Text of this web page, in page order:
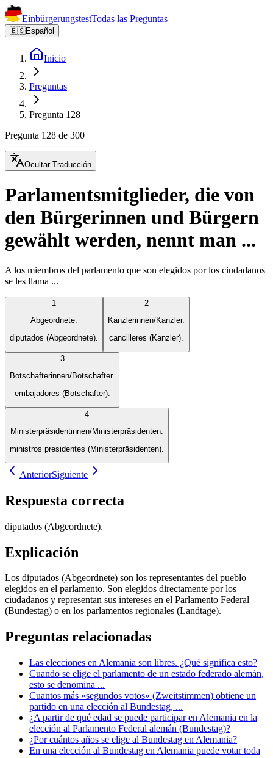
EinbürgerungstestTodas las Preguntas
🇪🇸Español
Inicio
Preguntas
Pregunta 128
Pregunta 128 de 300
Ocultar Traducción
Parlamentsmitglieder, die von
den Bürgerinnen und Bürgern
gewählt werden, nennt man ...
A los miembros del parlamento que son elegidos por los ciudadanos
se les llama ...
1
Abgeordnete.
diputados (Abgeordnete).
2
Kanzlerinnen/Kanzler.
cancilleres (Kanzler).
3
Botschafterinnen/Botschafter.
embajadores (Botschafter).
4
Ministerpräsidentinnen/Ministerpräsidenten.
ministros presidentes (Ministerpräsidenten).
AnteriorSiguiente
Respuesta correcta
diputados (Abgeordnete).
Explicación
Los diputados (Abgeordnete) son los representantes del pueblo
elegidos en el parlamento. Son elegidos directamente por los
ciudadanos y representan sus intereses en el Parlamento Federal
(Bundestag) o en los parlamentos regionales (Landtage).
Preguntas relacionadas
Las elecciones en Alemania son libres. ¿Qué significa esto?
Cuando se elige el parlamento de un estado federado alemán,
esto se denomina ...
Cuantos más «segundos votos» (Zweitstimmen) obtiene un
partido en una elección al Bundestag, ...
¿A partir de qué edad se puede participar en Alemania en la
elección al Parlamento Federal alemán (Bundestag)?
¿Por cuántos años se elige al Bundestag en Alemania?
En una elección al Bundestag en Alemania puede votar toda